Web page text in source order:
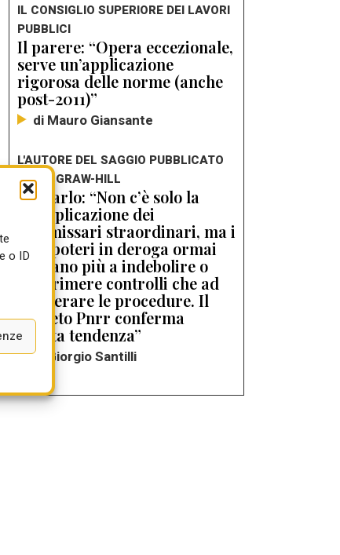
o ID
IL CONSIGLIO SUPERIORE DEI LAVORI
PUBBLICI
Il parere: “Opera eccezionale,
serve un’applicazione
rigorosa delle norme (anche
post-2011)”
di Mauro Giansante
L'AUTORE DEL SAGGIO PUBBLICATO
DA MCGRAW-HILL
De Carlo: “Non c’è solo la
moltiplicazione dei
commissari straordinari, ma i
loro poteri in deroga ormai
puntano più a indebolire o
sopprimere controlli che ad
accelerare le procedure. Il
decreto Pnrr conferma
questa tendenza”
di Giorgio Santilli